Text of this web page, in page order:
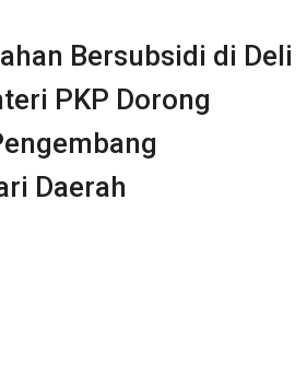
Bersubsidi di Deli
PKP Dorong
Daerah